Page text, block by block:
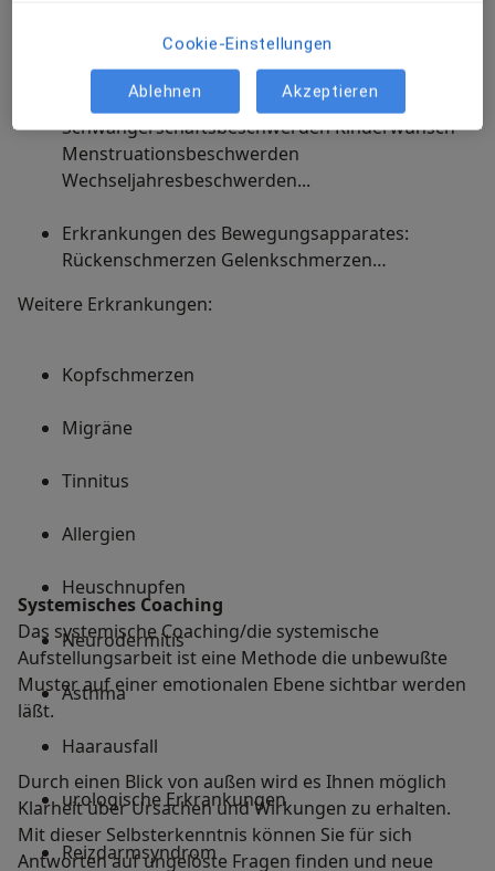
bei einer Vielzahl von Erkrankungen wirksam:
Gynäkologische Erkrankungen:
Schwangerschaftsbeschwerden Kinderwunsch
Menstruationsbeschwerden
Wechseljahresbeschwerden...
Erkrankungen des Bewegungsapparates:
Rückenschmerzen Gelenkschmerzen…
Weitere Erkrankungen:
Kopfschmerzen
Migräne
Tinnitus
Allergien
Heuschnupfen
Neurodermitis
Asthma
Haarausfall
urologische Erkrankungen
Reizdarmsyndrom
Systemisches Coaching
Das systemische Coaching/die systemische
Aufstellungsarbeit ist eine Methode die unbewußte
Muster auf einer emotionalen Ebene sichtbar werden
läßt.
Durch einen Blick von außen wird es Ihnen möglich
Klarheit über Ursachen und Wirkungen zu erhalten.
Mit dieser Selbsterkenntnis können Sie für sich
Antworten auf ungelöste Fragen finden und neue
Cookie-Einstellungen
Ablehnen Akzeptieren